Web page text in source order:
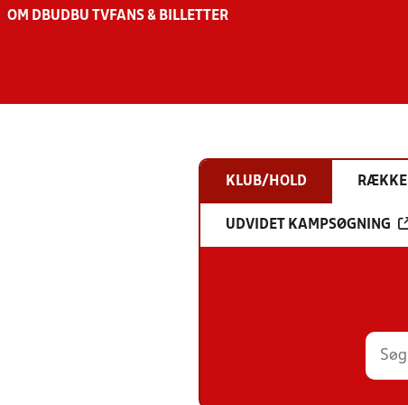
OM DBU DBU TV FANS & BILLETTER
KLUB/HOLD RÆKKE
UDVIDET KAMPSØGNING